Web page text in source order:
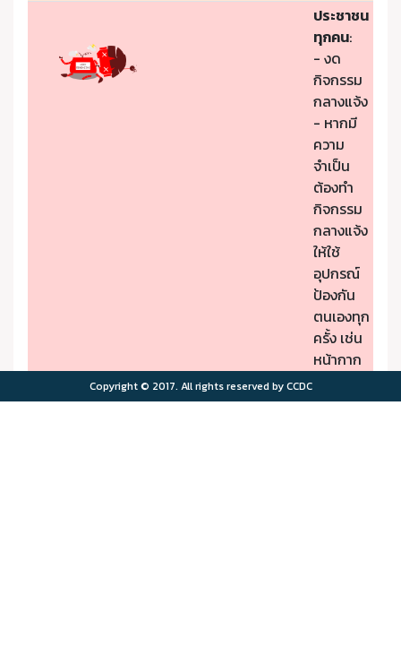
ประชาชน
ทุกคน:
- งด
กิจกรรม
กลางแจ้ง
- หากมี
ความ
จำเป็น
ต้องทำ
กิจกรรม
กลางแจ้ง
ให้ใช้
อุปกรณ์
ป้องกัน
ตนเองทุก
ครั้ง เช่น
หน้ากาก
PM2.5
Copyright © 2017. All rights reserved by CCDC